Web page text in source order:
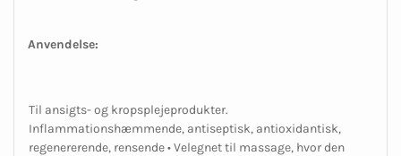
Anvendelse:
Til ansigts- og kropsplejeprodukter.
Inflammationshæmmende, antiseptisk, antioxidantisk,
regenererende, rensende • Velegnet til massage, hvor den